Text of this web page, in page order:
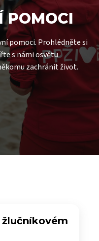
POMOCI
pomoci. Prohlédněte si
s námi osvětu
zachránit život.